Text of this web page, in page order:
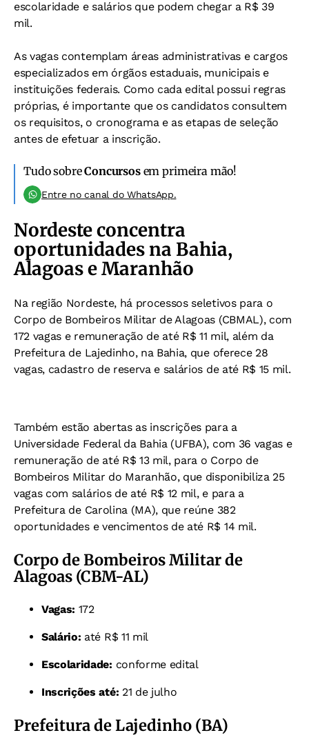
escolaridade e salários que podem chegar a R$ 39
mil.
As vagas contemplam áreas administrativas e cargos
especializados em órgãos estaduais, municipais e
instituições federais. Como cada edital possui regras
próprias, é importante que os candidatos consultem
os requisitos, o cronograma e as etapas de seleção
antes de efetuar a inscrição.
Tudo sobreConcursosem primeira mão!
Entre no canal do WhatsApp.
Nordeste concentra
oportunidades na Bahia,
Alagoas e Maranhão
Na região Nordeste, há processos seletivos para o
Corpo de Bombeiros Militar de Alagoas (CBMAL), com
172 vagas e remuneração de até R$ 11 mil, além da
Prefeitura de Lajedinho, na Bahia, que oferece 28
vagas, cadastro de reserva e salários de até R$ 15 mil.
Também estão abertas as inscrições para a
Universidade Federal da Bahia (UFBA), com 36 vagas e
remuneração de até R$ 13 mil, para o Corpo de
Bombeiros Militar do Maranhão, que disponibiliza 25
vagas com salários de até R$ 12 mil, e para a
Prefeitura de Carolina (MA), que reúne 382
oportunidades e vencimentos de até R$ 14 mil.
Corpo de Bombeiros Militar de
Alagoas (CBM-AL)
Vagas: 172
Salário: até R$ 11 mil
Escolaridade: conforme edital
Inscrições até: 21 de julho
Prefeitura de Lajedinho (BA)